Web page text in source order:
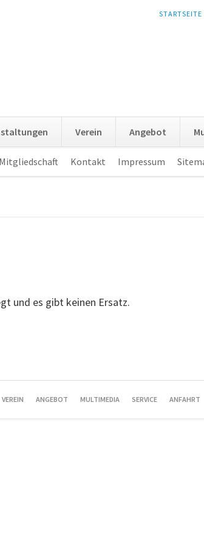
NAVIGATION
STARTSEITE
Verein Angebot
Mitgliedschaft Kontakt Impressum
und es gibt keinen Ersatz.
VEREIN ANGEBOT MULTIMEDIA SERVICE ANFAHRT